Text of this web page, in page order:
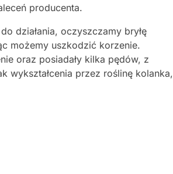
producenta.
działania, oczyszczamy bryłę
możemy uszkodzić korzenie.
oraz posiadały kilka pędów, z
wykształcenia przez roślinę kolanka,